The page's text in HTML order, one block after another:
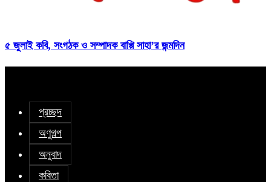
৫ জুলাই কবি, সংগঠক ও সম্পাদক বাপ্পি সাহা’র জন্মদিন
প্রচ্ছদ
অণুগল্প
অনুবাদ
কবিতা